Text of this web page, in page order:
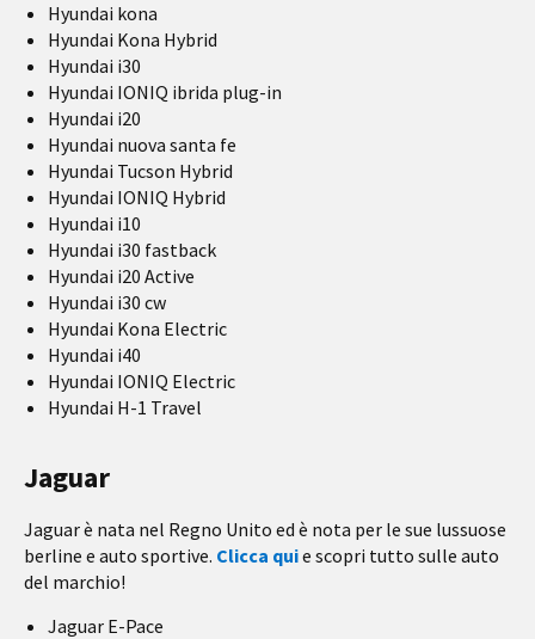
Hyundai kona
Hyundai Kona Hybrid
Hyundai i30
Hyundai IONIQ ibrida plug-in
Hyundai i20
Hyundai nuova santa fe
Hyundai Tucson Hybrid
Hyundai IONIQ Hybrid
Hyundai i10
Hyundai i30 fastback
Hyundai i20 Active
Hyundai i30 cw
Hyundai Kona Electric
Hyundai i40
Hyundai IONIQ Electric
Hyundai H-1 Travel
Jaguar
Jaguar è ​​nata nel Regno Unito ed è nota per le sue lussuose
berline e auto sportive. Clicca quie scopri tutto sulle auto
del marchio!
Jaguar E-Pace